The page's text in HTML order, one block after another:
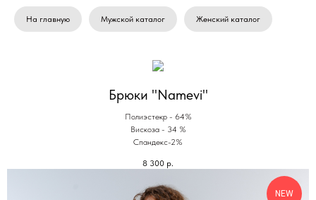
На главную Мужской каталог Женский каталог
Брюки "Namevi"
Полиэстекр - 64%
Вискоза - 34 %
Спандекс-2%
8 300 р.
NEW